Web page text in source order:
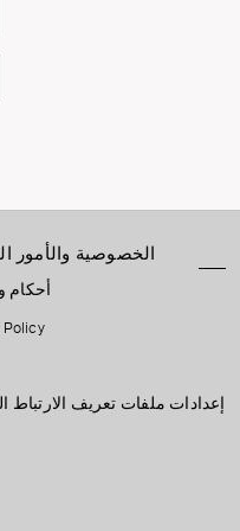
الخصوصية والأمور
Policy
إعدادات ملفات تعريف الارتباط